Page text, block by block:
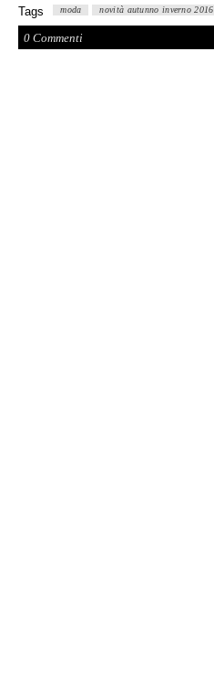
Tags moda novità autunno inverno 2016
0 Commenti